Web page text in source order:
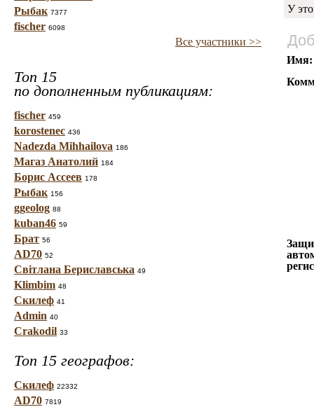
Рыбак 7377
fischer 6098
Все участники >>
Топ 15
по дополненным публикациям:
fischer 459
korostenec 436
Nadezda Mihhailova 186
Магаз Анатолий 184
Борис Ассеев 178
Рыбак 156
ggeolog 88
kuban46 59
Брат 56
AD70 52
Світлана Бериславська 49
Klimbim 48
Скилеф 41
Admin 40
Crakodil 33
Топ 15 географов:
Скилеф 22332
AD70 7819
У
Имя: